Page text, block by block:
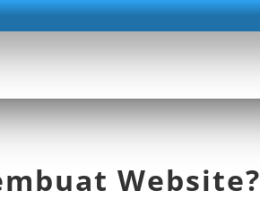
Website?